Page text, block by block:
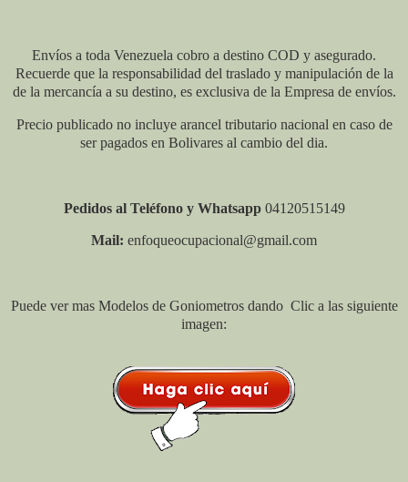
Envíos a toda Venezuela cobro a destino COD y asegurado.
Recuerde que la responsabilidad del traslado y manipulación de la
de la mercancía a su destino, es exclusiva de la Empresa de envíos.
Precio publicado no incluye arancel tributario nacional en caso de
ser pagados en Bolivares al cambio del dia.
Pedidos al Teléfono y Whatsapp04120515149
Mail: enfoqueocupacional@gmail.com
Puede ver mas Modelos de Goniometros dando Clic a las siguiente
imagen: